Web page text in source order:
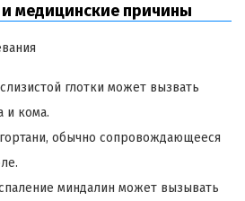
медицинские причины
глотки может вызвать
и кома.
обычно сопровождающееся
миндалин может вызывать